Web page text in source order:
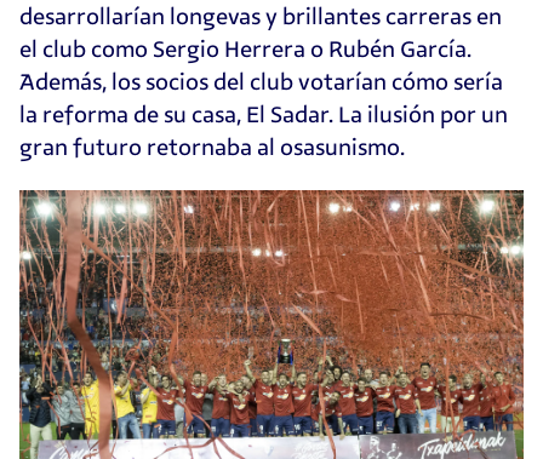
desarrollarían longevas y brillantes carreras en
el club como Sergio Herrera o Rubén García.
Además, los socios del club votarían cómo sería
la reforma de su casa, El Sadar. La ilusión por un
gran futuro retornaba al osasunismo.